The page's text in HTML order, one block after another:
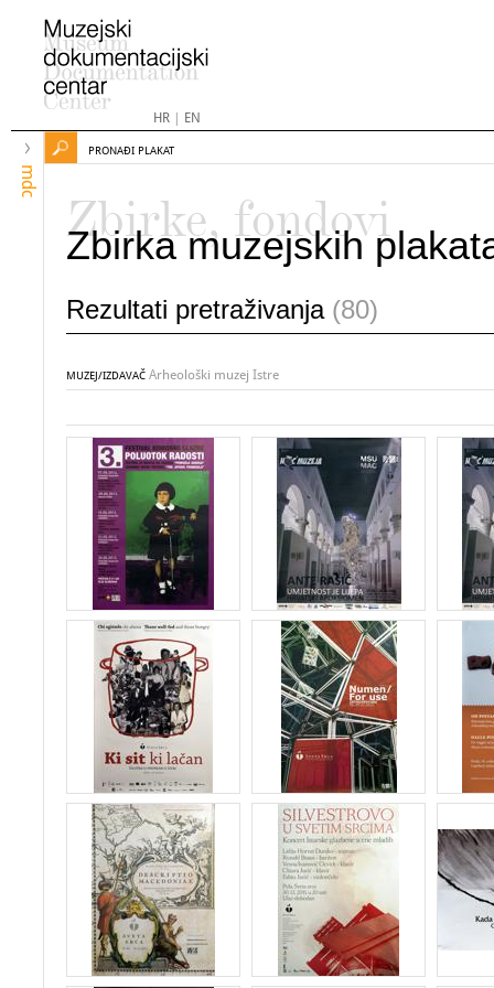
HR| EN
mdc
PRONAĐI PLAKAT
Zbirke, fondovi
Zbirka muzejskih
Rezultati pretraživanja (80)
MUZEJ/IZDAVAČ Arheološki muzej Istre